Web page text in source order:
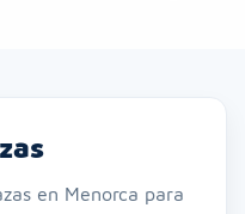
en Menorca para